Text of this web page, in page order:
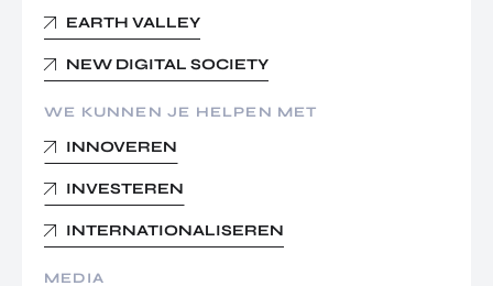
EARTH VALLEY
NEW DIGITAL SOCIETY
WE KUNNEN JE HELPEN MET
INNOVEREN
INVESTEREN
INTERNATIONALISEREN
MEDIA